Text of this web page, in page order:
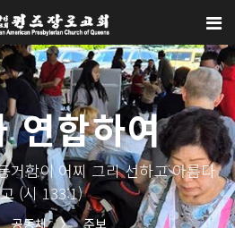
연합하여
거함이 어찌 그리 선하고 아름다
(시 133:1)
공동체 〉 주보